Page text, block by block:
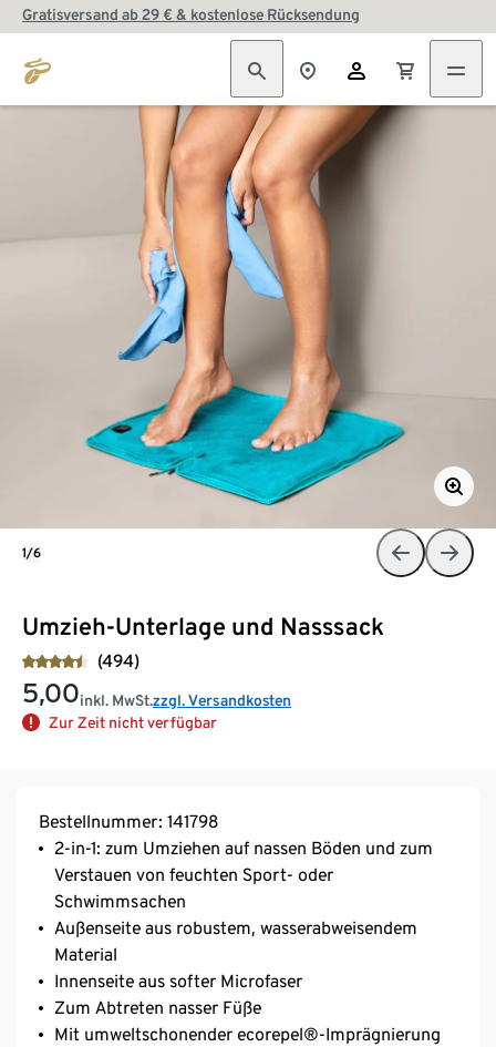
Gratisversand ab 29 € & kostenlose Rücksendung
Umzieh-Unterlage und Nasssack
(494)
5,00inkl. MwSt.zzgl. Versandkosten
Zur Zeit nicht verfügbar
1/6
Bestellnummer: 141798
2-in-1: zum Umziehen auf nassen Böden und zum
Verstauen von feuchten Sport- oder
Schwimmsachen
Außenseite aus robustem, wasserabweisendem
Material
Innenseite aus softer Microfaser
Zum Abtreten nasser Füße
Mit umweltschonender ecorepel®-Imprägnierung